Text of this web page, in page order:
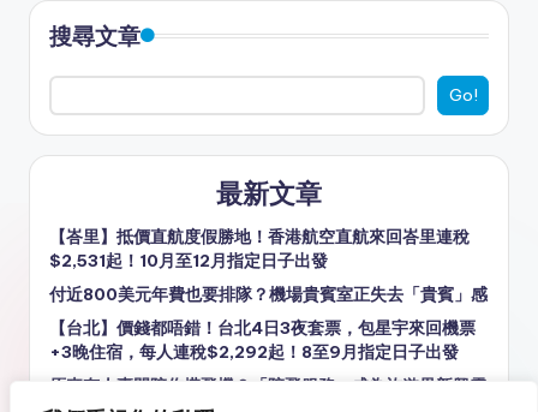
搜尋文章
Go!
最新文章
【峇里】抵價直航度假勝地！香港航空直航來回峇里連稅
$2,531起！10月至12月指定日子出發
付近800美元年費也要排隊？機場貴賓室正失去「貴賓」感
【台北】價錢都唔錯！台北4日3夜套票，包星宇來回機票
+3晚住宿，每人連稅$2,292起！8至9月指定日子出發
原來有人專門陪你搭飛機？「陪飛服務」成為旅遊界新興需